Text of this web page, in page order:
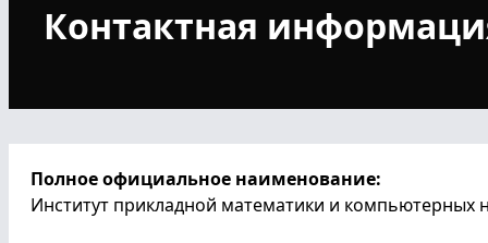
Контактная
Полное официальное наименование:
Институт прикладной математики и компьютерных